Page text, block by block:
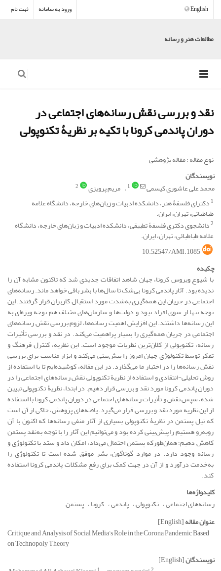
ورود به سامانه ثبت نام English
مطالعات هنر و رسانه
نقد و بررسی نقش رسانه‌های اجتماعی در
دوران پاندمی کرونا با تکیه بر نظریۀ تکنوپولی
نوع مقاله : مقاله پژوهشی
نویسندگان
محمد علی عاشوری کیسمی
1 مریم پرویزی
2
1 دکترای فلسفۀ هنر، دانشکده ادبیات و زبان‌های خارجه، دانشگاه علامه
طباطبائی، تهران، ایران.
2دانشجوی دکتری فلسفۀ تطبیقی، دانشکده ادبیات و زبان‌های خارجه، دانشگاه
علامه طباطبائی، تهران، ایران.
10.52547/AMI.1085
چکیده
با شیوع ویروس کرونا، جهان شاهد اتفاقات جدیدی شد که تاکنون مشابه آن را
ندیده بود. آثار پاندمی کرونا بی‌شک تا سال‌ها با بشر باقی خواهد ماند. رسانه‌های
اجتماعی در جریان این همه‌گیری به‌شدت مورد استقبال کاربران قرار گرفتند. این
توجه تنها از سوی افراد نبود و دولت‌ها و سازمان‌های مختلف هم توجه ویژه‌ای به
این رسانه‌ها داشتند. این افزایش اهمیت رسانه‌ها، لزوم بررسی نقش رسانه‌های
اجتماعی در جریان همه‌گیری را بسیار پراهمیت می‌کند. در نقد و بررسی تأثیرات
رسانه‌، تکنوپولی از کلان‌ترین نظریات موجود است. این نظریه، کنترل فرهنگ و
تفکر توسط تکنولوژی جهان امروز را پیش‌بینی می‌کند و ابزار مناسب برای بررسی
نقش رسانه‌ها را در اختیار ما می‌گذارد. در این مقاله، کوشیده‌ایم تا با استفاده از
روش تحلیلی-انتقادی و استفاده از نظریة تکنوپولی نقش رسانه‌های اجتماعی را در
دوران پاندمی کرونا مورد نقد و بررسی قرار دهیم. در ابتدا، نظریۀ تکنوپولی تبیین
شده، سپس نقش و تأثیرات رسانه‌های ‌اجتماعی در دوران پاندمی کرونا با استفاده
از این نظریه مورد نقد و بررسی قرار می‌گیرد. یافته‌های پژوهش، حاکی از آن است
که نیل پستمن در نظریۀ تکنوپولی بسیاری از آثار منفی رسانه‌ها که اکنون با آن
رو‌به‌رو هستیم را پیش‌بینی کرده بود و می‌توانیم این آثار را با توجه به‌نقد پستمن
کاهش دهیم؛ همان‌طورکه پستمن احتمال می‌داد، امکان داد و ستد با تکنولوژی و
رسانه وجود دارد. در موارد گوناگون، بشر موفق شده است تا تکنولوژی را
به‌خدمت درآورد و از آن در جهت کمک برای رفع مشکلات پاندمی کرونا استفاده
کند.
کلیدواژه‌ها
رسانه‌های اجتماعی تکنوپولی پاندمی کرونا پستمن
عنوان مقاله[English]
Critique and Analysis of Social Media’s Role in the Corona Pandemic Based
on Technopoly Theory
نویسندگان[English]